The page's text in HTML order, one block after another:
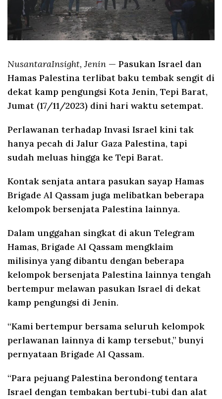
NusantaraInsight, Jenin — Pasukan Israel dan
Hamas Palestina terlibat baku tembak sengit di
dekat kamp pengungsi Kota Jenin, Tepi Barat,
Jumat (17/11/2023) dini hari waktu setempat.
Perlawanan terhadap Invasi Israel kini tak
hanya pecah di Jalur Gaza Palestina, tapi
sudah meluas hingga ke Tepi Barat.
Kontak senjata antara pasukan sayap Hamas
Brigade Al Qassam juga melibatkan beberapa
kelompok bersenjata Palestina lainnya.
Dalam unggahan singkat di akun Telegram
Hamas, Brigade Al Qassam mengklaim
milisinya yang dibantu dengan beberapa
kelompok bersenjata Palestina lainnya tengah
bertempur melawan pasukan Israel di dekat
kamp pengungsi di Jenin.
“Kami bertempur bersama seluruh kelompok
perlawanan lainnya di kamp tersebut,” bunyi
pernyataan Brigade Al Qassam.
“Para pejuang Palestina berondong tentara
Israel dengan tembakan bertubi-tubi dan alat